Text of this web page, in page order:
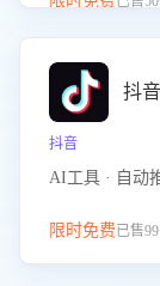
抖
抖音
AI工具 · 自动
限时免费已售